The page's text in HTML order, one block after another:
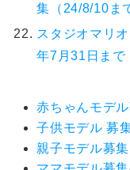
集（24/8/10ま
スタジオマリ
年7月31日まで
赤ちゃんモデ
子供モデル 募
親子モデル募